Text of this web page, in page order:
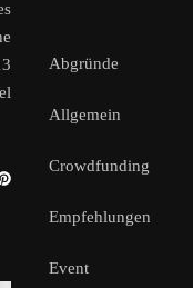
Abgründe
Allgemein
Crowdfunding
Empfehlungen
Event